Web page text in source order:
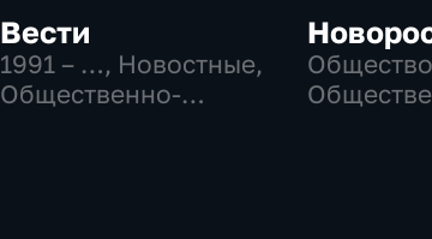
Вести
1991 – …, Новостные,
Общественно-